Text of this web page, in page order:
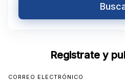
Registrate y
CORREO ELECTRÓNICO